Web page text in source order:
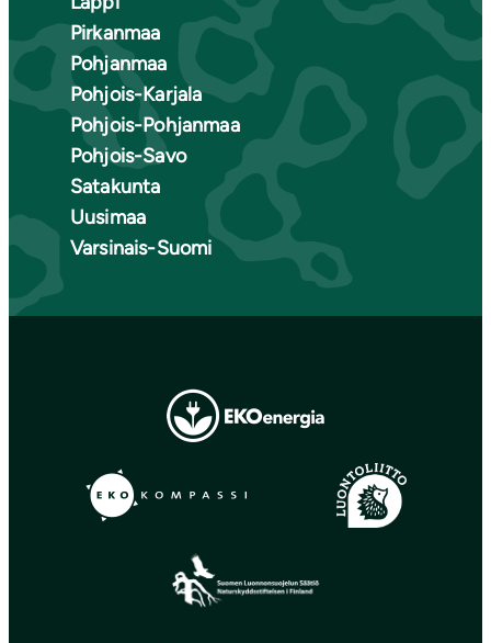
Pirkanmaa
Pohjanmaa
Pohjois-Karjala
Pohjois-Pohjanmaa
Pohjois-Savo
Satakunta
Uusimaa
Varsinais-Suomi